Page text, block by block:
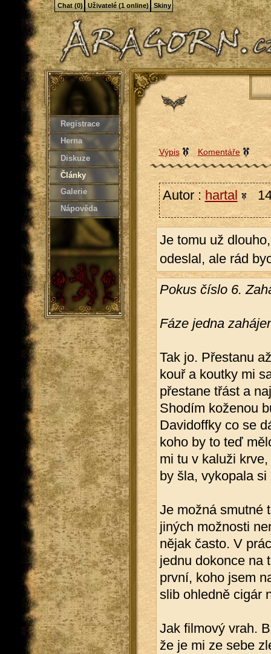
Registrace
Herna
Diskuze
Články
Galerie
Nápověda
Výpis Komentáře
Autor : hartal
Je tomu už
odeslal, ale rád
Pokus číslo 6.
Fáze jedna
Tak jo. Přestanu
kouř a koutky mi
přestane třást a
Shodím koženou
Davidoffky co se
koho by to teď
mi tu v kaluži
by šla, vykopala
Je možná smutné
jiných možnosti
nějak často. V
jednu dokonce na
první, koho jsem
slib ohledně cigár
Jak filmový vrah.
že je mi ze sebe
Chat (0) Uživatelé (1 online) Skiny